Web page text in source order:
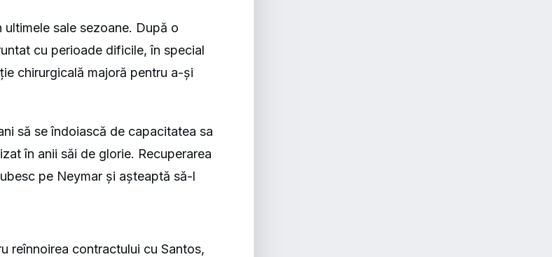
sale sezoane. După o
cu perioade dificile, în special
chirurgicală majoră pentru a-și
să se îndoiască de capacitatea sa
în anii săi de glorie. Recuperarea
pe Neymar și așteaptă să-l
reînnoirea contractului cu Santos,